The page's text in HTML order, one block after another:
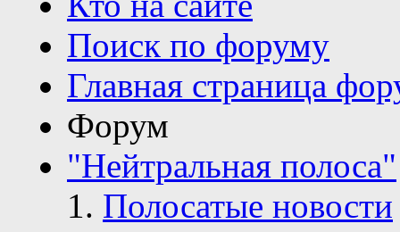
Поиск по форуму
Главная страница
Форум
"Нейтральная полоса"
Полосатые новости